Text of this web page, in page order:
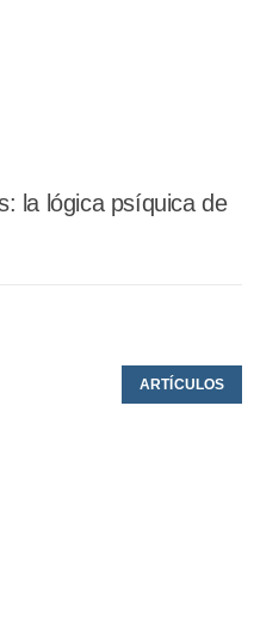
la lógica psíquica de
ARTÍCULOS